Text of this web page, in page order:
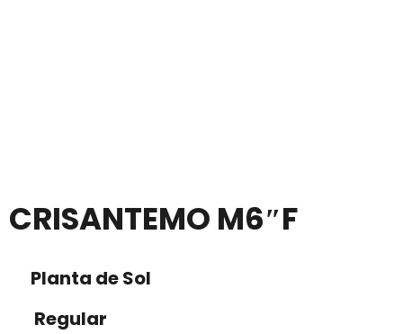
CRISANTEMO M6″F
Planta de Sol
Regular